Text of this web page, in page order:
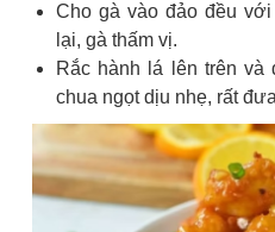
Cho gà vào đảo đều
lại, gà thấm vị.
Rắc hành lá lên trên và
chua ngọt dịu nhẹ, rất